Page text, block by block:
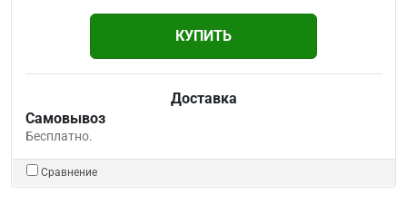
КУПИТЬ
Доставка
Самовывоз
Бесплатно.
Сравнение